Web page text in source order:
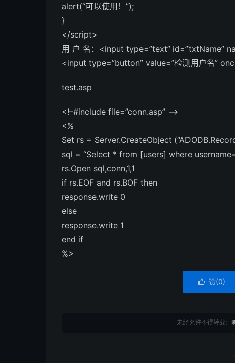
alert(“可以使用！”);
}
</script>
用 户 名：<input type=”text” id=”txtName”
<input type=”button” value=”检测用户名”
test.asp
<!–#include file=”conn.asp” –>
<%
Set rs = Server.CreateObject
sql = “Select * from [users] where
rs.Open sql,conn,1,1
if rs.EOF and rs.BOF then
response.write 0
else
response.write 1
end if
%>
 赞(0)
未经允许不得转载：